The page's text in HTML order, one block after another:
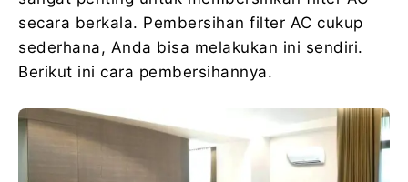
secara berkala. Pembersihan filter AC cukup
sederhana, Anda bisa melakukan ini sendiri.
Berikut ini cara pembersihannya.